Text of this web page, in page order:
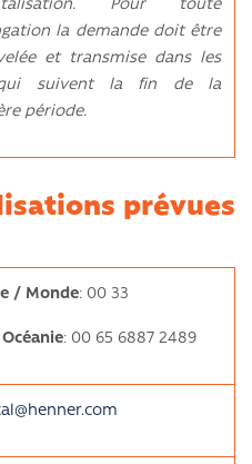
Pour toute
la demande doit être
et transmise dans les
suivent la fin de la
période.
prévues
/ Monde: 00 33
: 00 65 6887 2489